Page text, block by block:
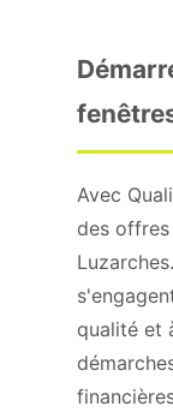
Avec
des
qualité et